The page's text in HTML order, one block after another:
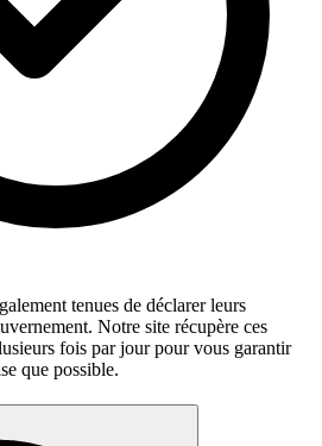
tenues de déclarer leurs
Notre site récupère ces
fois par jour pour vous garantir
que possible.